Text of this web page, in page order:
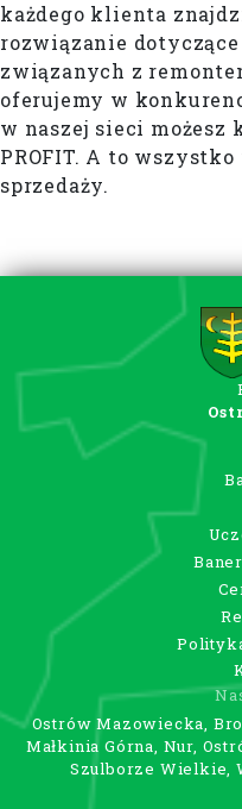
każdego klienta
rozwiązanie
związanych z
oferujemy w
w naszej sieci możesz
PROFIT. A to
sprzedaży.
Ostrów Mazowiecka,
Małkinia Górna, Nur,
Szulborze Wielkie,